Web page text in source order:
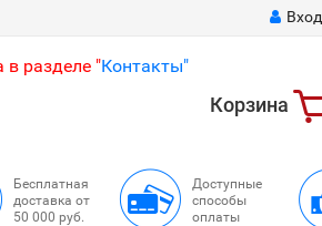
Вход
разделе "Контакты"
Корзина
Бесплатная
доставка от
50 000 руб.
Доступные
способы
оплаты